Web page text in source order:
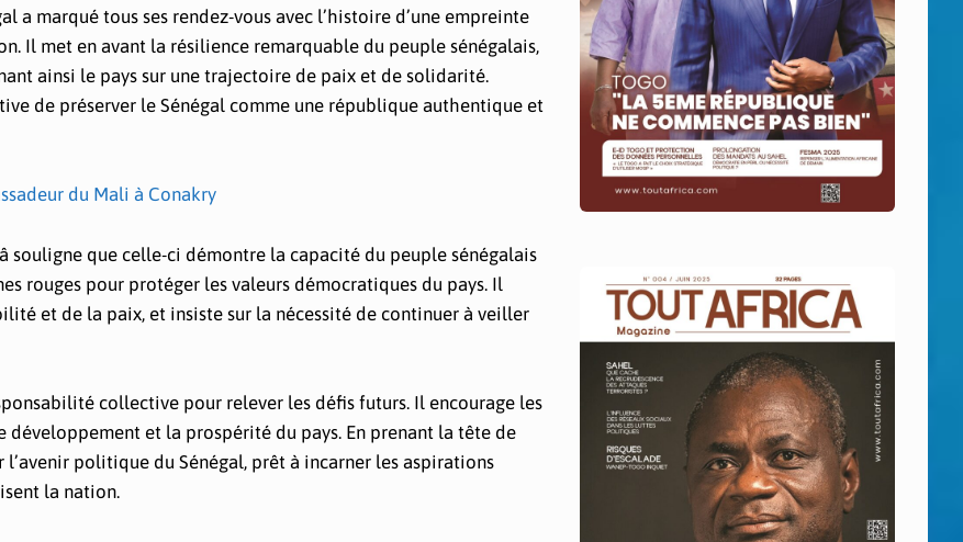
a marqué tous ses rendez-vous avec l’histoire d’une empreinte
Il met en avant la résilience remarquable du peuple sénégalais,
ainsi le pays sur une trajectoire de paix et de solidarité.
de préserver le Sénégal comme une république authentique et
du Mali à Conakry
que celle-ci démontre la capacité du peuple sénégalais
rouges pour protéger les valeurs démocratiques du pays. Il
et de la paix, et insiste sur la nécessité de continuer à veiller
collective pour relever les défis futurs. Il encourage les
et la prospérité du pays. En prenant la tête de
politique du Sénégal, prêt à incarner les aspirations
la nation.